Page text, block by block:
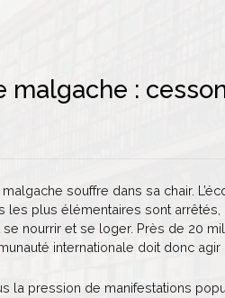
malgache :
souffre dans sa chair.
les plus élémentaires sont
nourrir et se loger. Près de 20
internationale doit donc
la pression de manifestations